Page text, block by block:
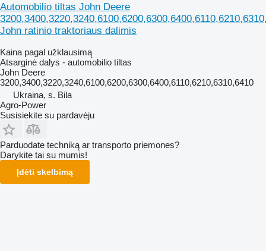
Automobilio tiltas John Deere
John ratinio traktoriaus dalimis
Kaina pagal užklausimą
Atsarginė dalys - automobilio tiltas
John Deere
3200,3400,3220,3240,6100,6200,6300,6400,6110,6210,6310,6410
Ukraina, s. Bila
Agro-Power
Susisiekite su pardavėju
Parduodate techniką ar transporto priemones?
Darykite tai su mumis!
Įdėti skelbimą